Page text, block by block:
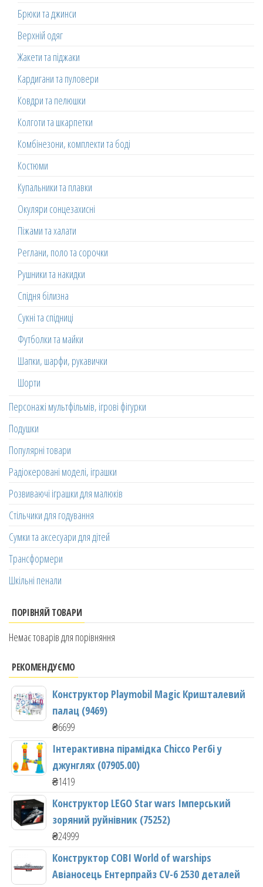
Брюки та джинси
Верхній одяг
Жакети та піджаки
Кардигани та пуловери
Ковдри та пелюшки
Колготи та шкарпетки
Комбінезони, комплекти та боді
Костюми
Купальники та плавки
Окуляри сонцезахисні
Піжами та халати
Реглани, поло та сорочки
Рушники та накидки
Спідня білизна
Сукні та спідниці
Футболки та майки
Шапки, шарфи, рукавички
Шорти
Персонажі мультфільмів, ігрові фігурки
Подушки
Популярні товари
Радіокеровані моделі, іграшки
Розвиваючі іграшки для малюків
Стільчики для годування
Сумки та аксесуари для дітей
Трансформери
Шкільні пенали
ПОРІВНЯЙ ТОВАРИ
Немає товарів для порівняння
РЕКОМЕНДУЄМО
Конструктор Playmobil Magic Кришталевий
палац (9469)
₴6699
Інтерактивна пірамідка Chicco Регбі у
джунглях (07905.00)
₴1419
Конструктор LEGO Star wars Імперський
зоряний руйнівник (75252)
₴24999
Конструктор COBI World of warships
Авіаносець Ентерпрайз CV-6 2530 деталей